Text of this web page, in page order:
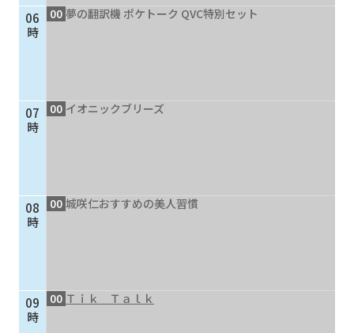
ご加入お申し込み・資
個人情報保護に関する基
本方針
サイトマップ
06
時
07
時
08
時
09
時
00 夢の翻訳機 ポケトーク QVC特別セット
00 イオニックブリーズ
00 城咲仁おすすめの美人習慣
00 Ｔｉｋ Ｔａｌｋ